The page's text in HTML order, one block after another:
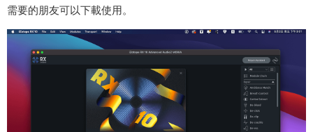
需要的朋友可以下載使用。